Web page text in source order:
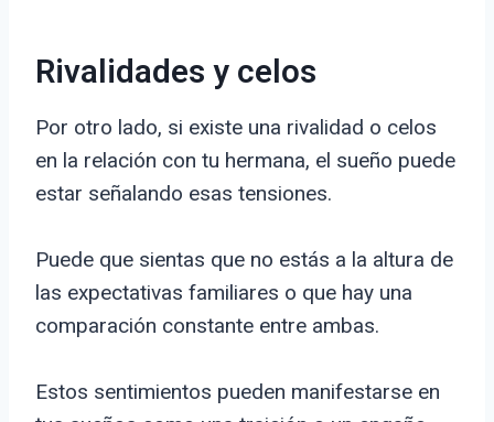
Rivalidades y celos
Por otro lado, si existe una rivalidad o celos
en la relación con tu hermana, el sueño puede
estar señalando esas tensiones.
Puede que sientas que no estás a la altura de
las expectativas familiares o que hay una
comparación constante entre ambas.
Estos sentimientos pueden manifestarse en